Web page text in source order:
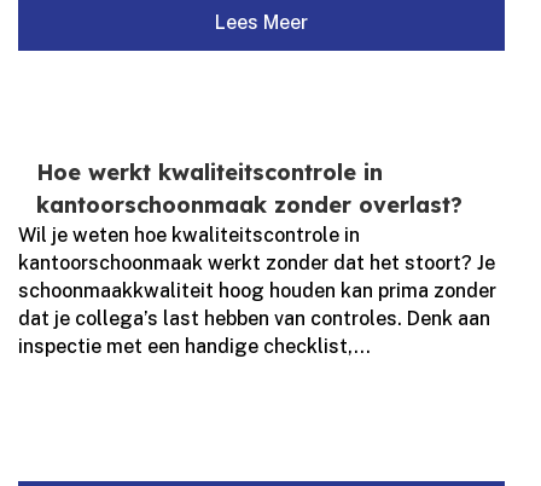
Lees Meer
Hoe werkt kwaliteitscontrole in
kantoorschoonmaak zonder overlast?
Wil je weten hoe kwaliteitscontrole in
kantoorschoonmaak werkt zonder dat het stoort? Je
schoonmaakkwaliteit hoog houden kan prima zonder
dat je collega’s last hebben van controles.​ Denk aan
inspectie met een handige checklist,...